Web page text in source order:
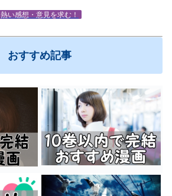
熱い感想・意見を求む！
おすすめ記事